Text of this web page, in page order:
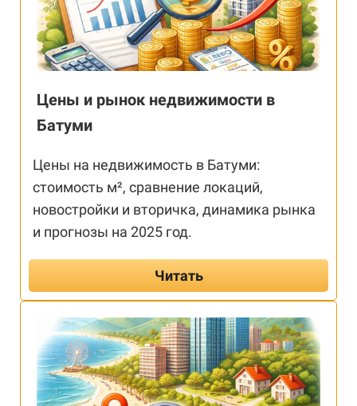
Цены и рынок недвижимости в
Батуми
Цены на недвижимость в Батуми:
стоимость м², сравнение локаций,
новостройки и вторичка, динамика рынка
и прогнозы на 2025 год.
Читать